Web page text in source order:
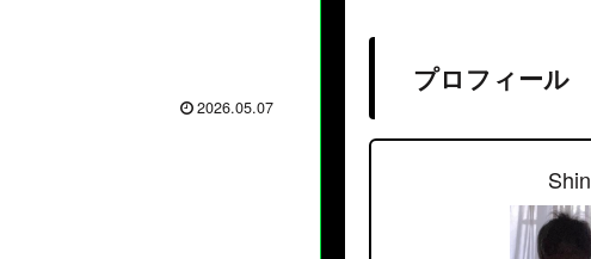
2026.05.07
プロフィール
Shin